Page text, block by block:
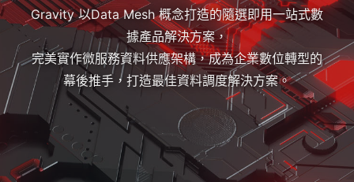
Gravity 以Data Mesh 概念打造的隨選即用一站式數
據產品解決方案，
完美實作微服務資料供應架構，成為企業數位轉型的
幕後推手，打造最佳資料調度解決方案。